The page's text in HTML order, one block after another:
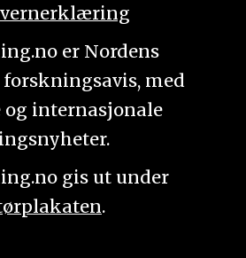
er Nordens
forskningsavis, med
og internasjonale
gis ut under
.